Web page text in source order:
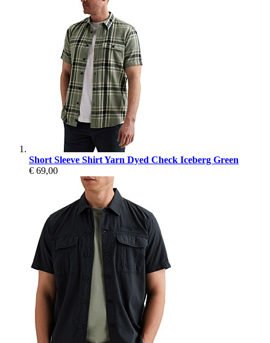
Short Sleeve Shirt Yarn Dyed Check Iceberg Green
€ 69,00